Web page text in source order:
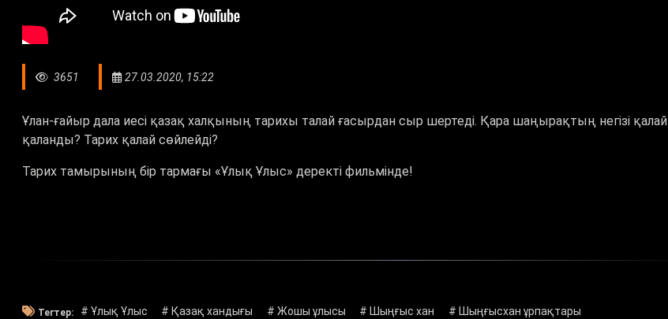
3651 27.03.2020, 15:22
Ұлан-ғайыр дала иесі қазақ халқының тарихы талай ғасырдан сыр шертеді. Қара шаңырақтың негізі қалай
қаланды? Тарих қалай сөйлейді?
Тарих тамырының бір тармағы «Ұлық Ұлыс» деректі фильмінде!
Тегтер: # Ұлық Ұлыс # Қазақ хандығы # Жошы ұлысы # Шыңғыс хан # Шыңғысхан ұрпақтары